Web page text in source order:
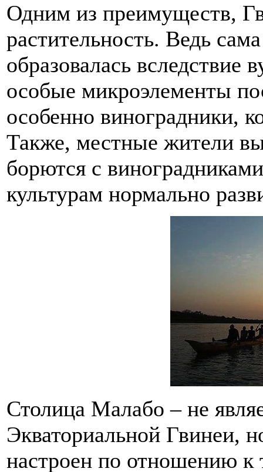
Одним из преимуществ,
растительность. Ведь
образовалась вследствие
особые микроэлементы
особенно виноградники,
Также, местные жители
борются с
культурам нормально
Столица Малабо – не
Экваториальной Гвинеи,
настроен по отношению